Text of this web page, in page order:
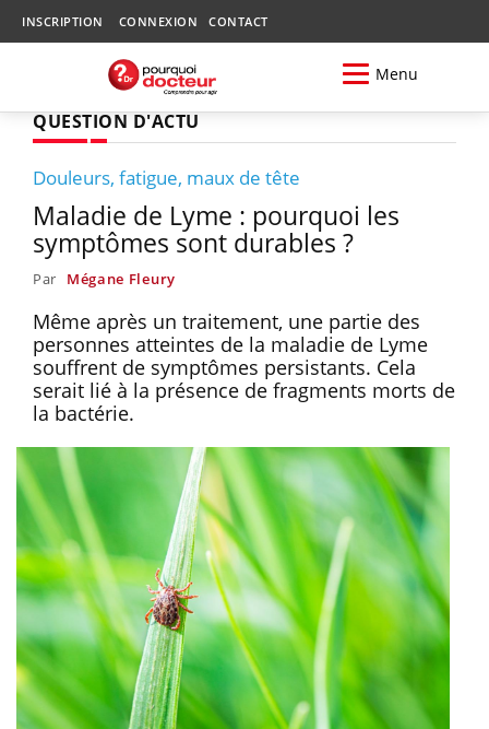
INSCRIPTION CONNEXION CONTACT
Menu
QUESTION D'ACTU
Douleurs, fatigue, maux de tête
Maladie de Lyme : pourquoi les
symptômes sont durables ?
Par Mégane Fleury
Même après un traitement, une partie des
personnes atteintes de la maladie de Lyme
souffrent de symptômes persistants. Cela
serait lié à la présence de fragments morts de
la bactérie.